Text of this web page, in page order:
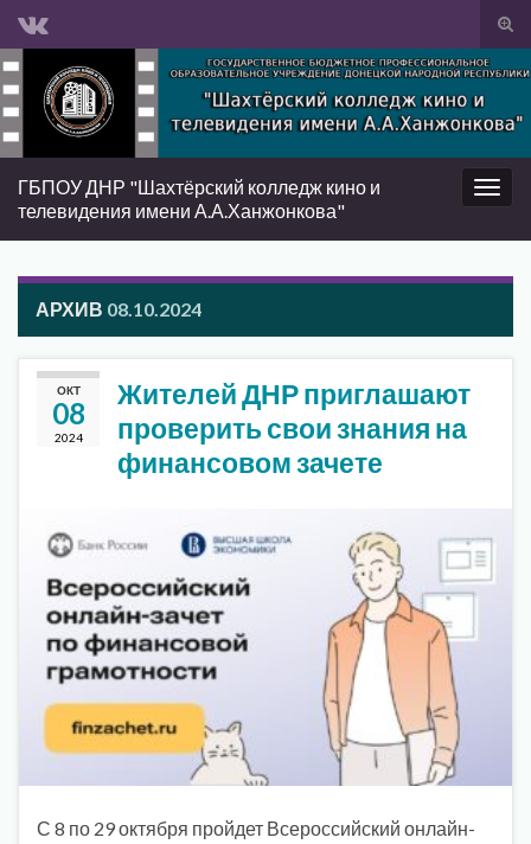
Вкл/
Search for:
Вкл/
ГБПОУ ДНР "Шахтёрский колледж кино и
телевидения имени А.А.Ханжонкова"
АРХИВ 08.10.2024
ОКТ
08
2024
Жителей ДНР приглашают
проверить свои знания на
финансовом зачете
С 8 по 29 октября пройдет Всероссийский онлайн-